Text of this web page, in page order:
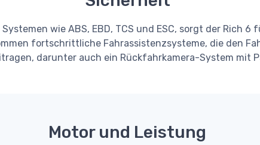
wie ABS, EBD, TCS und ESC, sorgt der Rich 6
fortschrittliche Fahrassistenzsysteme, die den
darunter auch ein Rückfahrkamera-System mit
Motor und Leistung